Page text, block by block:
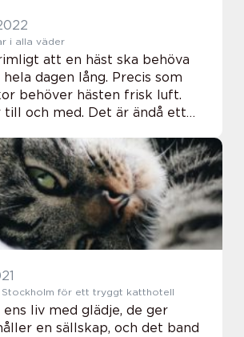
i alla väder
att en häst ska behöva
dagen lång. Precis som
behöver hästen frisk luft.
till och med. Det är ändå ett
Stockholm för ett tryggt katthotell
liv med glädje, de ger
en sällskap, och det band